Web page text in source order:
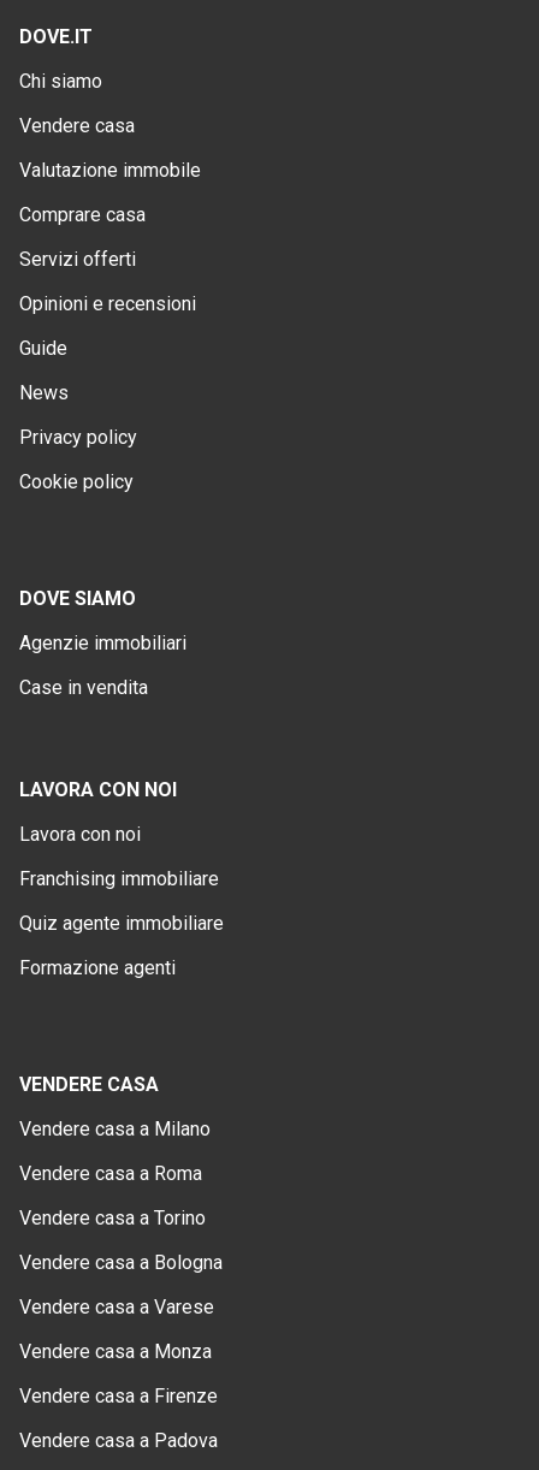
DOVE.IT
Chi siamo
Vendere casa
Valutazione immobile
Comprare casa
Servizi offerti
Opinioni e recensioni
Guide
News
Privacy policy
Cookie policy
DOVE SIAMO
Agenzie immobiliari
Case in vendita
LAVORA CON NOI
Lavora con noi
Franchising immobiliare
Quiz agente immobiliare
Formazione agenti
VENDERE CASA
Vendere casa a Milano
Vendere casa a Roma
Vendere casa a Torino
Vendere casa a Bologna
Vendere casa a Varese
Vendere casa a Monza
Vendere casa a Firenze
Vendere casa a Padova